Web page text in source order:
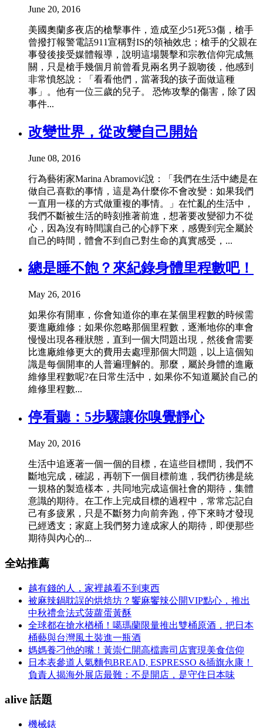
June 20, 2016
美國奧蘭多夜店的槍擊事件，造成至少51死53傷，槍手
曾撥打報警電話911宣稱對IS的領袖效忠；槍手的父親在
事發後接受媒體報導，說明這場襲擊和宗教信仰完成無
關，只是槍手幾個月前曾看見兩名男子親吻後，他感到
非常憤怒說：「看看他們，當著我的孩子面做這種
事」。他有一位三歲的兒子。 恐怖攻擊的傷害，除了因
事件...
改變世界，從改變自己開始
June 08, 2016
行為藝術家Marina Abramović說：「我們在生活中總是在
做自己喜歡的事情，這是為什麼你不會改變：如果我們
一直用一樣的方式做重複的事情。」在忙亂的生活中，
我們不斷被生活的時刻推著前進，想著要改變卻力不從
心，因為沒有時間讓自己的心靜下來，感覺到完全屬於
自己的時間，體會不到自己對生命的真實感受，...
總是睡不飽？來紀錄身體里程數吧！
May 26, 2016
如果你有開車，你會知道你的車在某個里程數的時候需
要進廠維修；如果你忽略那個里程數，逐漸地你的車會
慢慢出現各種狀態，直到一個大問題出現，然後會需要
比進廠維修更大的費用去處理那個大問題，以上這個知
識是每個開車的人普遍理解的。那麼，屬於身體的進廠
維修里程數呢?在日常生活中，如果你不知道屬於自己的
維修里程數...
停看聽：5步驟讓你嗅覺靜心
May 20, 2016
生活中追逐著一個一個的目標，在這些目標間，我們不
斷地完成，確認，再朝下一個目標前進，我們彷彿是統
一規格的製造樣本，共同地完成這個社會的期待，集體
意識的期待。在工作上完成目標的過程中，常常忘記自
己有多疲累，只是不斷努力向前奔跑，停下來時才發現
已經透支；家庭上我們努力達成家人的期待，即便那些
期待與內心的...
全站推薦
越有錢的人，家裡越看不到東西
被麻辣鍋耽誤的烘焙坊？饗麻饗辣公開VIP點心，推出
中秋禮盒法式菠蘿蛋黃酥
全球都在搶水楢桶！噶瑪蘭限量推出雙桶原酒，把日本
桶藝與台灣風土裝進一瓶酒
媽媽養刁他的嘴！黃崇仁開高檔壽司店實現美食信仰
日本表參道人氣麵包BREAD, ESPRESSO &插旗永康！
負責人揭海外展店最難：不是開店，是守住日本味
alive 話題
機械錶